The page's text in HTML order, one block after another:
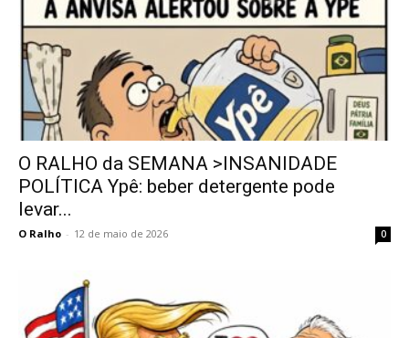
O RALHO da SEMANA >INSANIDADE
POLÍTICA Ypê: beber detergente pode
levar...
O Ralho - 12 de maio de 2026 0